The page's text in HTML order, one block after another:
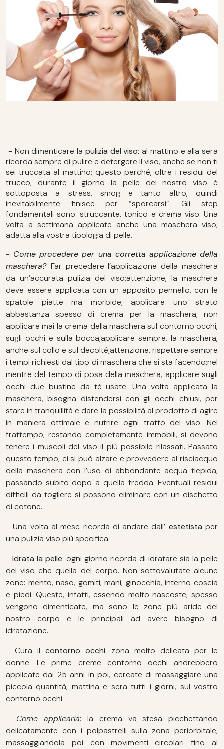
- Non dimenticare la pulizia del viso: al mattino e alla sera
ricorda sempre di pulire e detergere il viso, anche se non ti
sei truccata al mattino; questo perché, oltre i residui del
trucco, durante il giorno la pelle del nostro viso è
sottoposta a stress, smog e tanto altro, quindi
inevitabilmente finisce per “sporcarsi”. Gli step
fondamentali sono: struccante, tonico e crema viso. Una
volta a settimana applicate anche una maschera viso,
adatta alla vostra tipologia di pelle.
- Come procedere per una corretta applicazione della
maschera? Far precedere l’applicazione della maschera
da un’accurata pulizia del viso;attenzione, la maschera
deve essere applicata con un apposito pennello, con le
spatole piatte ma morbide; applicare uno strato
abbastanza spesso di crema per la maschera; non
applicare mai la crema della maschera sul contorno occhi,
sugli occhi e sulla bocca;applicare sempre, la maschera,
anche sul collo e sul decolté;attenzione, rispettare sempre
i tempi richiesti dal tipo di maschera che si sta facendo;nel
mentre del tempo di posa della maschera, applicare sugli
occhi due bustine da tè usate. Una volta applicata la
maschera, bisogna distendersi con gli occhi chiusi, per
stare in tranquillità e dare la possibilità al prodotto di agire
in maniera ottimale e nutrire ogni tratto del viso. Nel
frattempo, restando completamente immobili, si devono
tenere i muscoli del viso il più possibile rilassati. Passato
questo tempo, ci si può alzare e provvedere al risciacquo
della maschera con l’uso di abbondante acqua tiepida,
passando subito dopo a quella fredda. Eventuali residui
difficili da togliere si possono eliminare con un dischetto
di cotone.
- Una volta al mese ricorda di andare dall’ estetista per
una pulizia viso più specifica.
- Idrata la pelle: ogni giorno ricorda di idratare sia la pelle
del viso che quella del corpo. Non sottovalutate alcune
zone: mento, naso, gomiti, mani, ginocchia, interno coscia
e piedi. Queste, infatti, essendo molto nascoste, spesso
vengono dimenticate, ma sono le zone più aride del
nostro corpo e le principali ad avere bisogno di
idratazione.
- Cura il contorno occhi: zona molto delicata per le
donne. Le prime creme contorno occhi andrebbero
applicate dai 25 anni in poi, cercate di massaggiare una
piccola quantità, mattina e sera tutti i giorni, sul vostro
contorno occhi.
- Come applicarla: la crema va stesa picchettando
delicatamente con i polpastrelli sulla zona periorbitale,
massaggiandola poi con movimenti circolari fino al